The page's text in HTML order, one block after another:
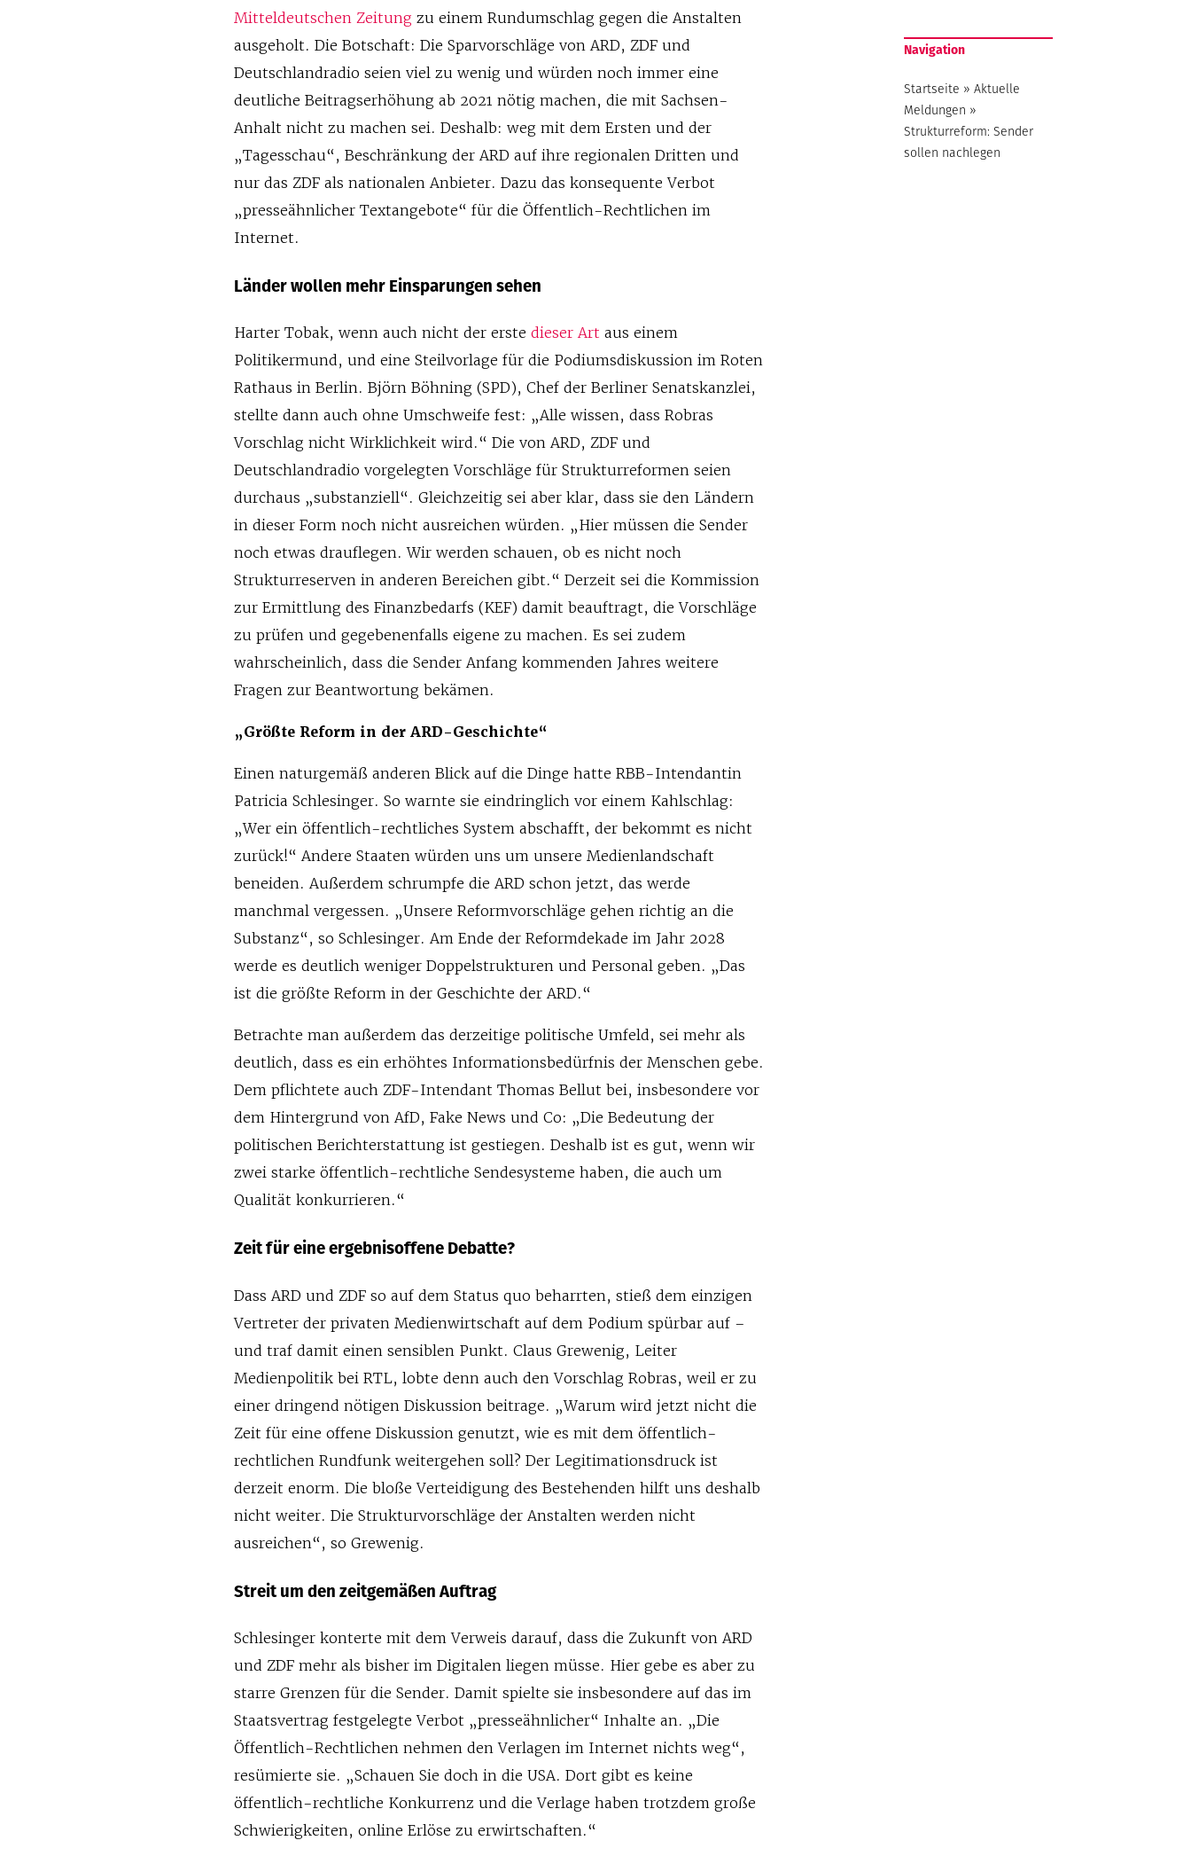
Mitteldeutschen Zeitung zu einem Rundumschlag gegen die Anstalten
ausgeholt. Die Botschaft: Die Sparvorschläge von ARD, ZDF und
Deutschlandradio seien viel zu wenig und würden noch immer eine
deutliche Beitragserhöhung ab 2021 nötig machen, die mit Sachsen-
Anhalt nicht zu machen sei. Deshalb: weg mit dem Ersten und der
„Tagesschau“, Beschränkung der ARD auf ihre regionalen Dritten und
nur das ZDF als nationalen Anbieter. Dazu das konsequente Verbot
„presseähnlicher Textangebote“ für die Öffentlich-Rechtlichen im
Internet.
Länder wollen mehr Einsparungen sehen
Harter Tobak, wenn auch nicht der erstedieser Art aus einem
Politikermund, und eine Steilvorlage für die Podiumsdiskussion im Roten
Rathaus in Berlin. Björn Böhning (SPD), Chef der Berliner Senatskanzlei,
stellte dann auch ohne Umschweife fest: „Alle wissen, dass Robras
Vorschlag nicht Wirklichkeit wird.“ Die von ARD, ZDF und
Deutschlandradio vorgelegten Vorschläge für Strukturreformen seien
durchaus „substanziell“. Gleichzeitig sei aber klar, dass sie den Ländern
in dieser Form noch nicht ausreichen würden. „Hier müssen die Sender
noch etwas drauflegen. Wir werden schauen, ob es nicht noch
Strukturreserven in anderen Bereichen gibt.“ Derzeit sei die Kommission
zur Ermittlung des Finanzbedarfs (KEF) damit beauftragt, die Vorschläge
zu prüfen und gegebenenfalls eigene zu machen. Es sei zudem
wahrscheinlich, dass die Sender Anfang kommenden Jahres weitere
Fragen zur Beantwortung bekämen.
„Größte Reform in der ARD-Geschichte“
Einen naturgemäß anderen Blick auf die Dinge hatte RBB-Intendantin
Patricia Schlesinger. So warnte sie eindringlich vor einem Kahlschlag:
„Wer ein öffentlich-rechtliches System abschafft, der bekommt es nicht
zurück!“ Andere Staaten würden uns um unsere Medienlandschaft
beneiden. Außerdem schrumpfe die ARD schon jetzt, das werde
manchmal vergessen. „Unsere Reformvorschläge gehen richtig an die
Substanz“, so Schlesinger. Am Ende der Reformdekade im Jahr 2028
werde es deutlich weniger Doppelstrukturen und Personal geben. „Das
ist die größte Reform in der Geschichte der ARD.“
Betrachte man außerdem das derzeitige politische Umfeld, sei mehr als
deutlich, dass es ein erhöhtes Informationsbedürfnis der Menschen gebe.
Dem pflichtete auch ZDF-Intendant Thomas Bellut bei, insbesondere vor
dem Hintergrund von AfD, Fake News und Co: „Die Bedeutung der
politischen Berichterstattung ist gestiegen. Deshalb ist es gut, wenn wir
zwei starke öffentlich-rechtliche Sendesysteme haben, die auch um
Qualität konkurrieren.“
Zeit für eine ergebnisoffene Debatte?
Dass ARD und ZDF so auf dem Status quo beharrten, stieß dem einzigen
Vertreter der privaten Medienwirtschaft auf dem Podium spürbar auf –
und traf damit einen sensiblen Punkt. Claus Grewenig, Leiter
Medienpolitik bei RTL, lobte denn auch den Vorschlag Robras, weil er zu
einer dringend nötigen Diskussion beitrage. „Warum wird jetzt nicht die
Zeit für eine offene Diskussion genutzt, wie es mit dem öffentlich-
rechtlichen Rundfunk weitergehen soll? Der Legitimationsdruck ist
derzeit enorm. Die bloße Verteidigung des Bestehenden hilft uns deshalb
nicht weiter. Die Strukturvorschläge der Anstalten werden nicht
ausreichen“, so Grewenig.
Streit um den zeitgemäßen Auftrag
Schlesinger konterte mit dem Verweis darauf, dass die Zukunft von ARD
und ZDF mehr als bisher im Digitalen liegen müsse. Hier gebe es aber zu
starre Grenzen für die Sender. Damit spielte sie insbesondere auf das im
Staatsvertrag festgelegte Verbot „presseähnlicher“ Inhalte an. „Die
Öffentlich-Rechtlichen nehmen den Verlagen im Internet nichts weg“,
resümierte sie. „Schauen Sie doch in die USA. Dort gibt es keine
öffentlich-rechtliche Konkurrenz und die Verlage haben trotzdem große
Schwierigkeiten, online Erlöse zu erwirtschaften.“
Navigation
Startseite »Aktuelle
Meldungen »
Strukturreform: Sender
sollen nachlegen